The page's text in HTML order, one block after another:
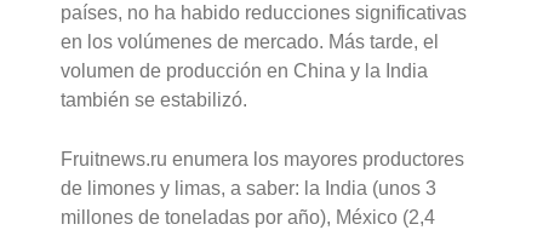
países, no ha habido reducciones significativas
en los volúmenes de mercado. Más tarde, el
volumen de producción en China y la India
también se estabilizó.
Fruitnews.ru enumera los mayores productores
de limones y limas, a saber: la India (unos 3
millones de toneladas por año), México (2,4